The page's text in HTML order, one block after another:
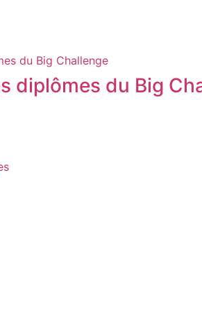
du Big Challenge
diplômes du Big